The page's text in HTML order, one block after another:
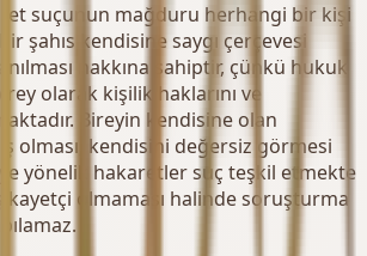
suçunun mağduru herhangi bir kişi
şahıs kendisine saygı çerçevesi
hakkına sahiptir, çünkü hukuk
olarak kişilik haklarını ve
Bireyin kendisine olan
olması, kendisini değersiz görmesi
yönelik hakaretler suç teşkil etmekte
olmaması halinde soruşturma